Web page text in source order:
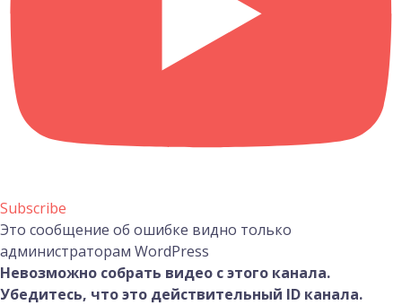
Subscribe
Это сообщение об ошибке видно только
администраторам WordPress
Невозможно собрать видео с этого канала.
Убедитесь, что это действительный ID канала.